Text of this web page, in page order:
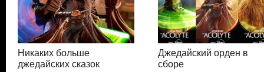
Никаких больше
джедайских сказок
Джедайский орден в
сборе